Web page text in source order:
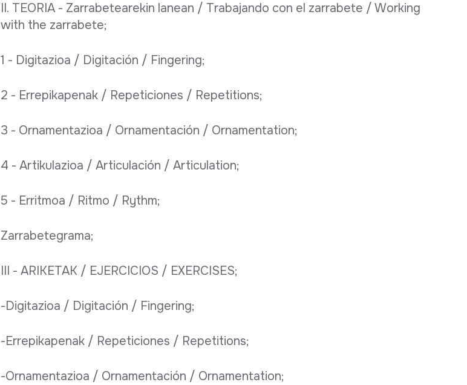
II. TEORIA - Zarrabetearekin lanean / Trabajando con el zarrabete / Working
with the zarrabete;
1 - Digitazioa / Digitación / Fingering;
2 - Errepikapenak / Repeticiones / Repetitions;
3 - Ornamentazioa / Ornamentación / Ornamentation;
4 - Artikulazioa / Articulación / Articulation;
5 - Erritmoa / Ritmo / Rythm;
Zarrabetegrama;
III - ARIKETAK / EJERCICIOS / EXERCISES;
-Digitazioa / Digitación / Fingering;
-Errepikapenak / Repeticiones / Repetitions;
-Ornamentazioa / Ornamentación / Ornamentation;